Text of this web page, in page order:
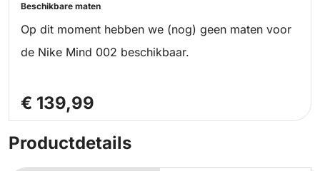
Beschikbare maten
Op dit moment hebben we (nog) geen maten voor
de Nike Mind 002 beschikbaar.
€ 139,99
Productdetails